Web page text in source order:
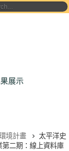
展示
境計畫
太平洋史
二期：線上資料庫